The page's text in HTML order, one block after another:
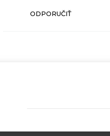
ODPORUČIŤ